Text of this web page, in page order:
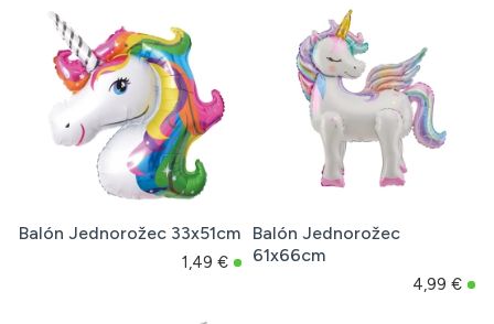
Balón Jednorožec 33x51cm
1,49 €
Balón Jednorožec
61x66cm
4,99 €